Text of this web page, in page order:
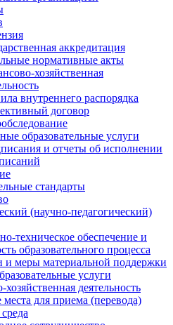
аккредитация
нормативные акты
хозяйственная
внутреннего распорядка
договор
образовательные услуги
и отчеты об исполнении
стандарты
(научно-педагогический)
техническое обеспечение и
образовательного процесса
и меры материальной поддержки
услуги
деятельность
для приема (перевода)